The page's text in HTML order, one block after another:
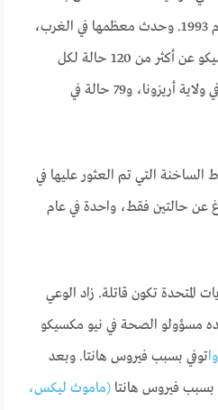
مسؤولو الصحة في تتبعها في عام 1993. وحدث معظمها في الغرب،
حيث أبلغت كولورادو ونيو مكسيكو عن أكثر من 120 حالة لكل
منهما. وتم الإبلاغ عن 92 حالة في ولاية أريزونا، و79 حالة في
الساخنة التي تم العثور عليها في
عن حالتين فقط، واحدة في عام
المتحدة تكون قاتلة. زاد الوعي
توفي بسبب فيروس هانتا. وبعد
فيروس هانتا(ماموث ليكس،